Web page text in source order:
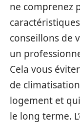
ne comprenez
conseillons de
un
Cela vous
de
logement et
le long terme.